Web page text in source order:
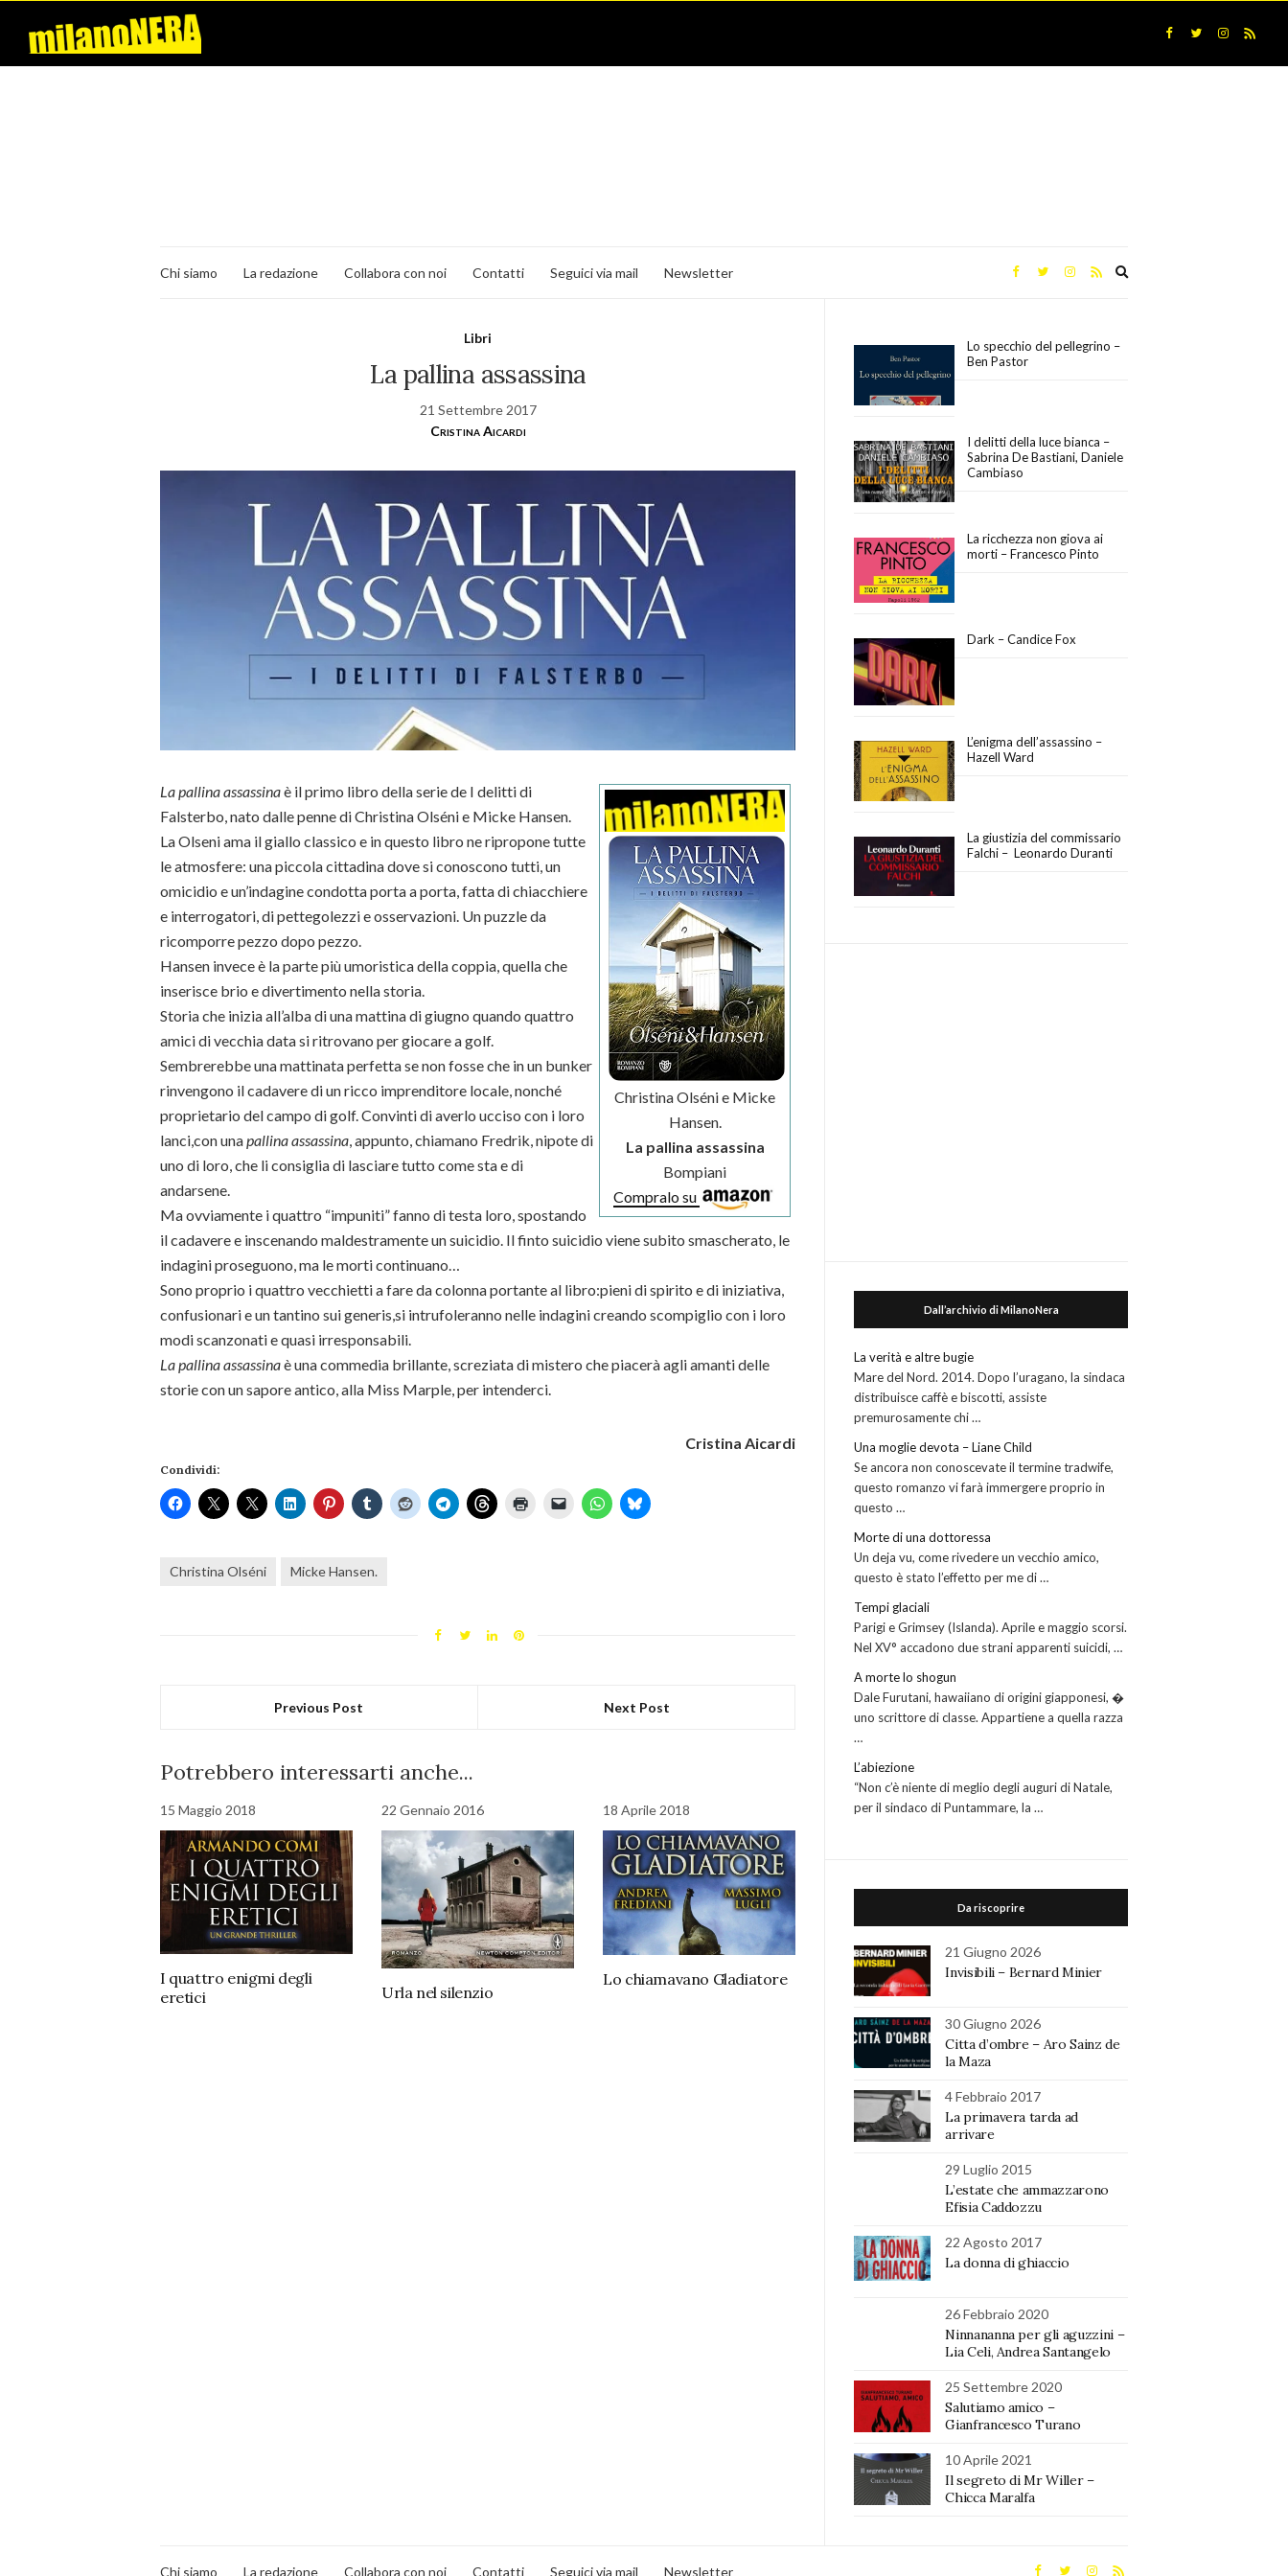
Chi siamo La redazione Collabora con noi Contatti Seguici via mail Newsletter
Libri
La pallina assassina
21 Settembre 2017
Cristina Aicardi
Christina Olséni e Micke
Hansen.
La pallina assassina
Bompiani
Compralo su
La pallina assassinaè il primo libro della serie de I delitti di
Falsterbo, nato dalle penne di Christina Olséni e Micke Hansen.
La Olseni ama il giallo classico e in questo libro ne ripropone tutte
le atmosfere: una piccola cittadina dove si conoscono tutti, un
omicidio e un’indagine condotta porta a porta, fatta di chiacchiere
e interrogatori, di pettegolezzi e osservazioni. Un puzzle da
ricomporre pezzo dopo pezzo.
Hansen invece è la parte più umoristica della coppia, quella che
inserisce brio e divertimento nella storia.
Storia che inizia all’alba di una mattina di giugno quando quattro
amici di vecchia data si ritrovano per giocare a golf.
Sembrerebbe una mattinata perfetta se non fosse che in un bunker
rinvengono il cadavere di un ricco imprenditore locale, nonché
proprietario del campo di golf. Convinti di averlo ucciso con i loro
lanci,con unapallina assassina , appunto, chiamano Fredrik, nipote di
uno di loro, che li consiglia di lasciare tutto come sta e di
andarsene.
Ma ovviamente i quattro “impuniti” fanno di testa loro, spostando
il cadavere e inscenando maldestramente un suicidio. Il finto suicidio viene subito smascherato, le
indagini proseguono, ma le morti continuano…
Sono proprio i quattro vecchietti a fare da colonna portante al libro:pieni di spirito e di iniziativa,
confusionari e un tantino sui generis,si intrufoleranno nelle indagini creando scompiglio con i loro
modi scanzonati e quasi irresponsabili.
La pallina assassinaè una commedia brillante, screziata di mistero che piacerà agli amanti delle
storie con un sapore antico, alla Miss Marple, per intenderci.
Cristina Aicardi
Condividi:
Christina Olséni Micke Hansen.
Previous Post Next Post
Potrebbero interessarti anche...
15 Maggio 2018
I quattro enigmi degli
eretici
22 Gennaio 2016
Urla nel silenzio
18 Aprile 2018
Lo chiamavano Gladiatore
Lo specchio del pellegrino –
Ben Pastor
I delitti della luce bianca –
Sabrina De Bastiani, Daniele
Cambiaso
La ricchezza non giova ai
morti – Francesco Pinto
Dark – Candice Fox
L’enigma dell’assassino –
Hazell Ward
La giustizia del commissario
Falchi – Leonardo Duranti
Dall’archivio di MilanoNera
La verità e altre bugie
Mare del Nord. 2014. Dopo l’uragano, la sindaca
distribuisce caffè e biscotti, assiste
premurosamente chi …
Una moglie devota – Liane Child
Se ancora non conoscevate il termine tradwife,
questo romanzo vi farà immergere proprio in
questo …
Morte di una dottoressa
Un deja vu, come rivedere un vecchio amico,
questo è stato l’effetto per me di …
Tempi glaciali
Parigi e Grimsey (Islanda). Aprile e maggio scorsi.
Nel XV° accadono due strani apparenti suicidi, …
A morte lo shogun
Dale Furutani, hawaiiano di origini giapponesi, �
uno scrittore di classe. Appartiene a quella razza
…
L’abiezione
“Non c’è niente di meglio degli auguri di Natale,
per il sindaco di Puntammare, la …
Da riscoprire
21 Giugno 2026
Invisibili – Bernard Minier
30 Giugno 2026
Citta d’ombre – Aro Sainz de
la Maza
4 Febbraio 2017
La primavera tarda ad
arrivare
29 Luglio 2015
L’estate che ammazzarono
Efisia Caddozzu
22 Agosto 2017
La donna di ghiaccio
26 Febbraio 2020
Ninnananna per gli aguzzini –
Lia Celi, Andrea Santangelo
25 Settembre 2020
Salutiamo amico –
Gianfrancesco Turano
10 Aprile 2021
Il segreto di Mr Willer –
Chicca Maralfa
Chi siamo La redazione Collabora con noi Contatti Seguici via mail Newsletter